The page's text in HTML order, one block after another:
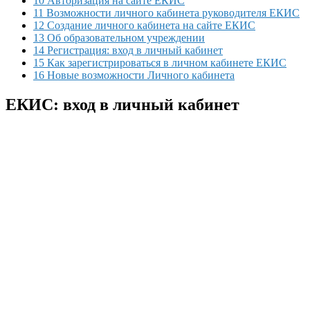
11 Возможности личного кабинета руководителя ЕКИС
12 Создание личного кабинета на сайте ЕКИС
13 Об образовательном учреждении
14 Регистрация: вход в личный кабинет
15 Как зарегистрироваться в личном кабинете ЕКИС
16 Новые возможности Личного кабинета
ЕКИС: вход в личный кабинет